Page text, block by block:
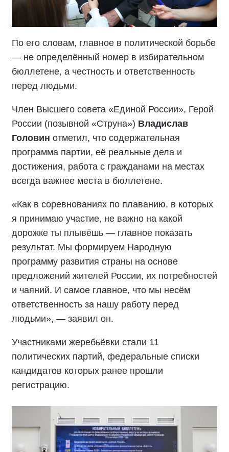
По его словам, главное в политической борьбе
— не определённый номер в избирательном
бюллетене, а честность и ответственность
перед людьми.
Член Высшего совета «Единой России», Герой
России (позывной «Струна») Владислав
Головин отметил, что содержательная
программа партии, её реальные дела и
достижения, работа с гражданами на местах
всегда важнее места в бюллетене.
«Как в соревнованиях по плаванию, в которых
я принимаю участие, не важно на какой
дорожке ты плывёшь — главное показать
результат. Мы формируем Народную
программу развития страны на основе
предложений жителей России, их потребностей
и чаяний. И самое главное, что мы несём
ответственность за нашу работу перед
людьми», — заявил он.
Участниками жеребьёвки стали 11
политических партий, федеральные списки
кандидатов которых ранее прошли
регистрацию.